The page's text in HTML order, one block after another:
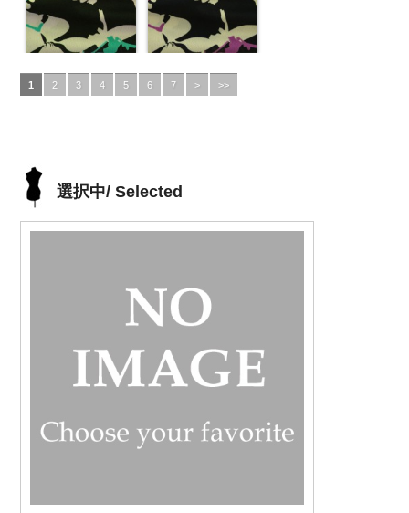
1 2 3 4 5 6 7 > >>
選択中/ Selected